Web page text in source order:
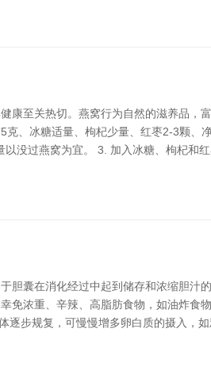
康至关热切。燕窝行为自然的滋养品
、冰糖适量、枸杞少量、红枣2-3颗
没过燕窝为宜。 3. 加入冰糖、枸杞和
胆囊在消化经过中起到储存和浓缩胆
免浓重、辛辣、高脂肪食物，如油炸食
步规复，可慢慢增多卵白质的摄入，